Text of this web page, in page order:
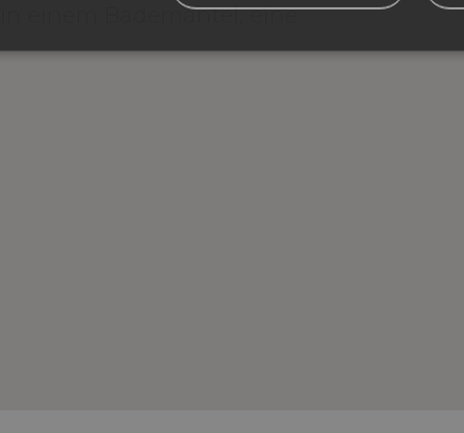
einem Bademantel, eine